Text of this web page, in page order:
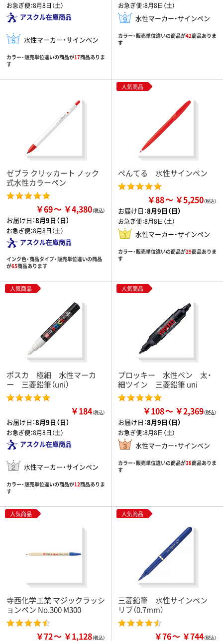
お急ぎ便：8月8日（土）
アスクル在庫商品
水性マーカー・サインペン
カラー・販売単位違いの商品が17商品ありま
す
お急ぎ便：8月8日（土）
水性マーカー・サインペン
カラー・販売単位違いの商品が42商品ありま
す
ゼブラ クリッカート ノック
式水性カラーペン
￥69 ￥4,380
お届け日：8月9日（日）
お急ぎ便：8月8日（土）
アスクル在庫商品
インク色・商品タイプ・販売単位違いの商品
が65商品あります
人気商品
ぺんてる 水性サインペン
￥88 ￥5,250
お届け日：8月9日（日）
お急ぎ便：8月8日（土）
水性マーカー・サインペン
カラー・販売単位違いの商品が29商品ありま
す
人気商品
ポスカ 極細 水性マーカ
ー 三菱鉛筆（uni）
￥184（税込）
お届け日：8月9日（日）
お急ぎ便：8月8日（土）
アスクル在庫商品
水性マーカー・サインペン
カラー・販売単位違いの商品が12商品ありま
す
人気商品
プロッキー 水性ペン 太・
細ツイン 三菱鉛筆 uni
￥108 ￥2,369
お届け日：8月9日（日）
お急ぎ便：8月8日（土）
水性マーカー・サインペン
カラー・販売単位違いの商品が38商品ありま
す
人気商品
寺西化学工業 マジックラッシ
ョンペン No.300 M300
￥72 ￥1,128
人気商品
三菱鉛筆 水性サインペン
リブ（0.7mm）
￥76 ￥744